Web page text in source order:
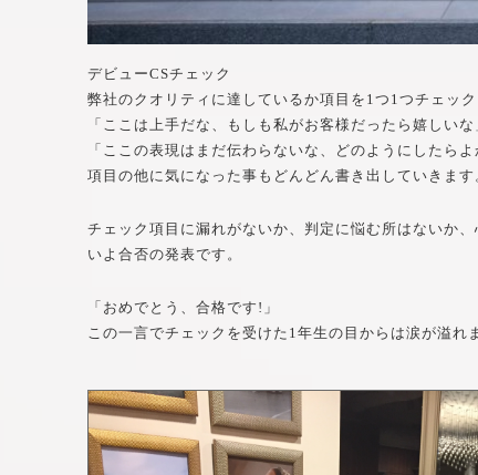
デビューCSチェック
弊社のクオリティに達しているか項目を1つ1つチェック
「ここは上手だな、もしも私がお客様だったら嬉しいな
「ここの表現はまだ伝わらないな、どのようにしたらよ
項目の他に気になった事もどんどん書き出していきます
チェック項目に漏れがないか、判定に悩む所はないか
いよ合否の発表です。
「おめでとう、合格です!」
この一言でチェックを受けた1年生の目からは涙が溢れ